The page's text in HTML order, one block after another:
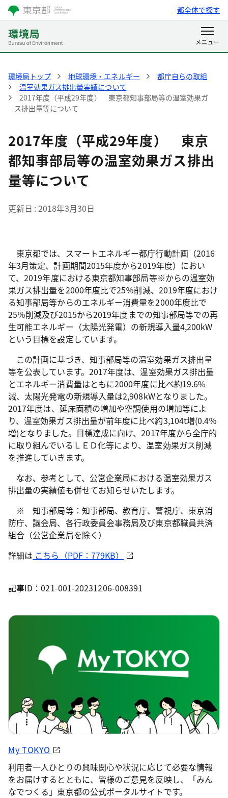
都全体で探す
環境局トップ 地球環境・エネルギー
都庁自らの取組
温室効果ガス排出量実績について
2017年度（平成29年度） 東京都知事部局等の温室効果ガ
ス排出量等について
2017年度（平成29年度） 東京
都知事部局等の温室効果ガス排出
量等について
更新日 2018年3月30日
東京都では、スマートエネルギー都庁行動計画（2016
年3月策定、計画期間2015年度から2019年度）におい
て、2019年度における東京都知事部局等※からの温室効
果ガス排出量を2000年度比で25％削減、2019年度におけ
る知事部局等からのエネルギー消費量を2000年度比で
25％削減及び2015から2019年度までの知事部局等での再
生可能エネルギー（太陽光発電）の新規導入量4,200kW
という目標を設定しています。
この計画に基づき、知事部局等の温室効果ガス排出量
等を公表しています。2017年度は、温室効果ガス排出量
とエネルギー消費量はともに2000年度に比べ約19.6%
減、太陽光発電の新規導入量は2,908kWとなりました。
2017年度は、延床面積の増加や空調使用の増加等によ
り、温室効果ガス排出量が前年度に比べ約3,104t増(0.4％
増)となりました。目標達成に向け、2017年度から全庁的
に取り組んでいるＬＥＤ化等により、温室効果ガス削減
を推進していきます。
なお、参考として、公営企業局における温室効果ガス
排出量の実績値も併せてお知らせいたします。
※ 知事部局等：知事部局、教育庁、警視庁、東京消
防庁、議会局、各行政委員会事務局及び東京都職員共済
組合（公営企業局を除く）
詳細は こちら（PDF：779KB）
記事ID：021-001-20231206-008391
My TOKYO
利用者一人ひとりの興味関心や状況に応じて必要な情報
をお届けするとともに、皆様のご意見を反映し、「みん
なでつくる」東京都の公式ポータルサイトです。